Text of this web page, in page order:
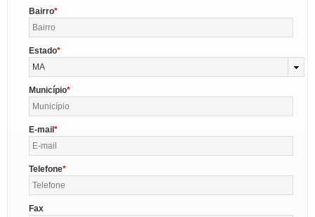
Bairro
Estado
MA
Município
E-mail
Telefone
Fax